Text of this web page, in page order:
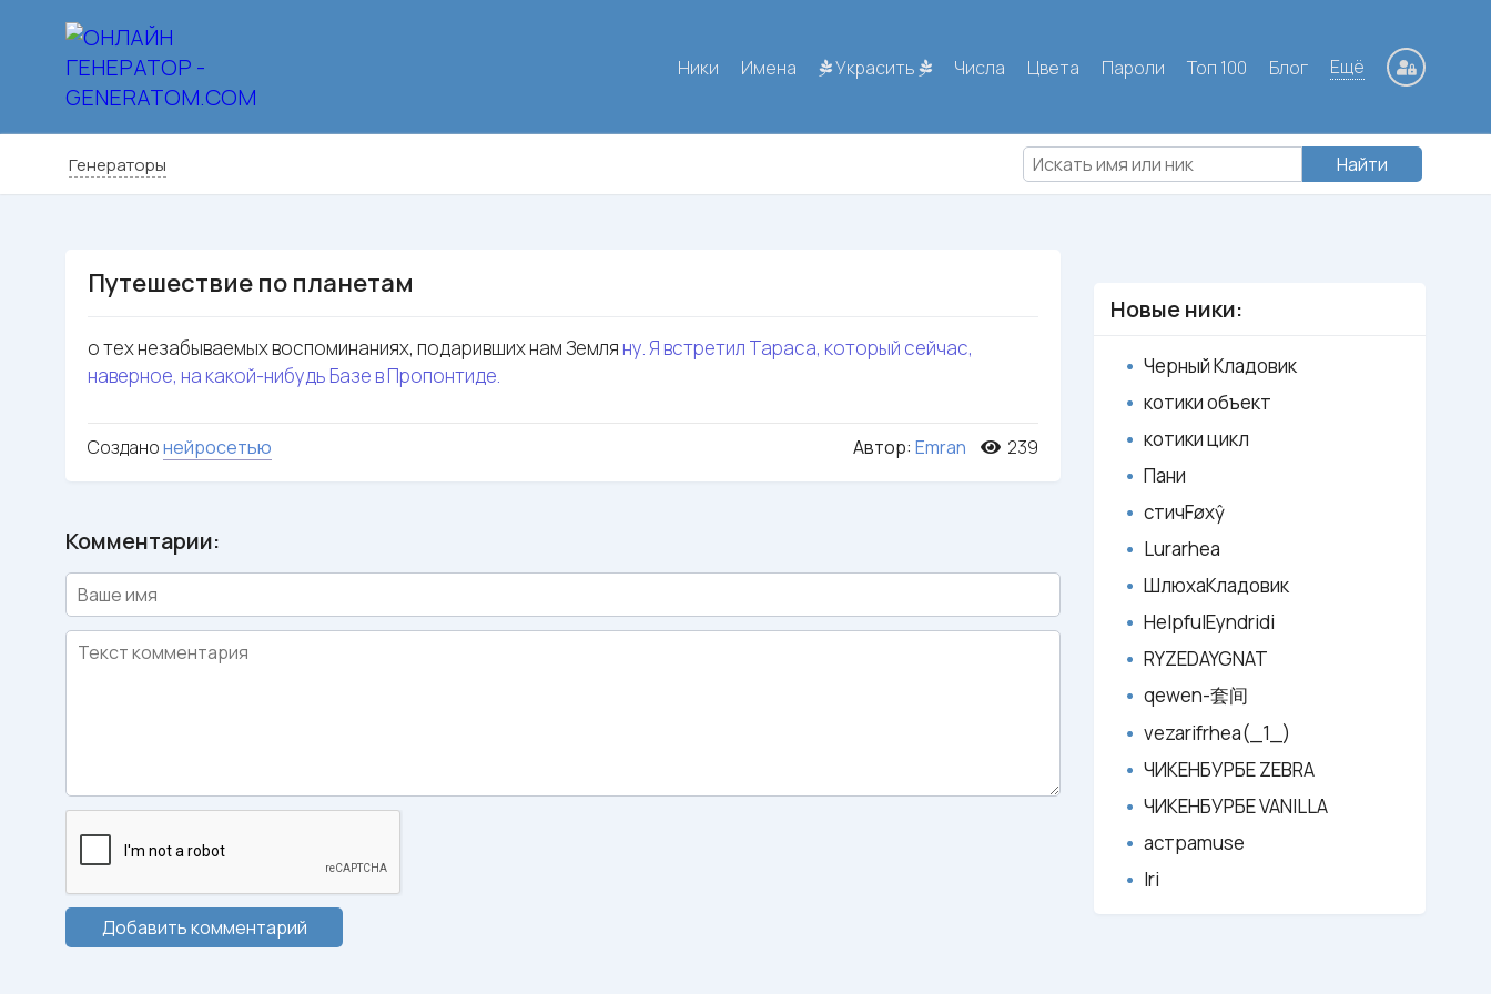
Ники Имена Украсить Числа Цвета Пароли Топ 100 Блог Ещё
Генераторы Найти
Путешествие по планетам
о тех незабываемых воспоминаниях, подаривших нам Земля ну. Я встретил Тараса, который сейчас,
наверное, на какой-нибудь Базе в Пропонтиде.
Созданонейросетью Автор: Emran 239
Комментарии:
Добавить комментарий
Новые ники:
Черный Кладовик
котики объект
котики цикл
Пани
стичFøxŷ
Lurarhea
ШлюхаКладовик
HelpfulEyndridi
RYZEDAYGNAT
qewen-套间
vezarifrhea(_1_)
ЧИКЕНБУРБЕ ZEBRA
ЧИКЕНБУРБЕ VANILLA
астраmuse
Iri